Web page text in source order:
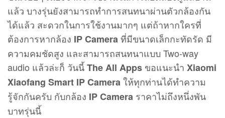
แล้ว บางรุ่นยังสามารถทำการสนทนาผ่านตัวกล้องกัน
ได้แล้ว สะดวกในการใช้งานมากๆ แต่ถ้าหากใครที่
ต้องการหากล้อง IP Cameraที่มีขนาดเล็กกะทัดรัด มี
ความคมชัดสูง และสามารถสนทนาแบบ Two-way
audio แล้วล่ะก็ วันนี้The All Apps ขอแนะนำ Xiaomi
Xiaofang Smart IP Cameraให้ทุกท่านได้ทำความ
รู้จักกันครับ กับกล้อง IP Camera ราคาไม่ถึงหนึ่งพัน
บาทรุ่นนี้